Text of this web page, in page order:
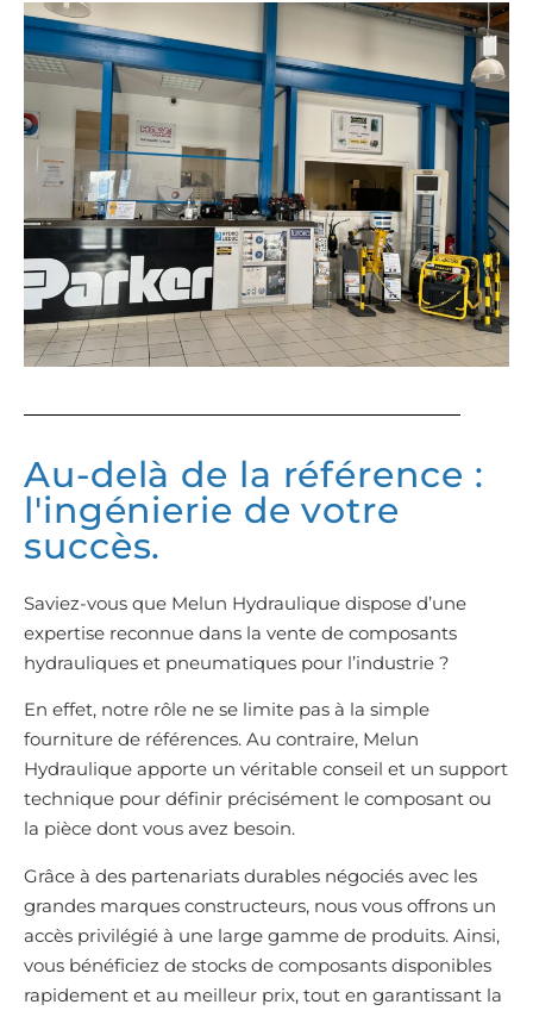
Au-delà de la référence :
l'ingénierie de votre
succès.
Saviez-vous que Melun Hydraulique dispose d’une
expertise reconnue dans la vente de composants
hydrauliques et pneumatiques pour l’industrie ?
En effet, notre rôle ne se limite pas à la simple
fourniture de références. Au contraire, Melun
Hydraulique apporte un véritable conseil et un support
technique pour définir précisément le composant ou
la pièce dont vous avez besoin.
Grâce à des partenariats durables négociés avec les
grandes marques constructeurs, nous vous offrons un
accès privilégié à une large gamme de produits. Ainsi,
vous bénéficiez de stocks de composants disponibles
rapidement et au meilleur prix, tout en garantissant la